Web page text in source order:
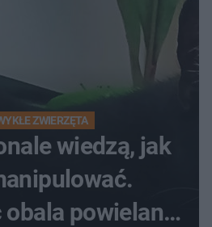
ZWIERZĘTA
wiedzą, jak
powielane